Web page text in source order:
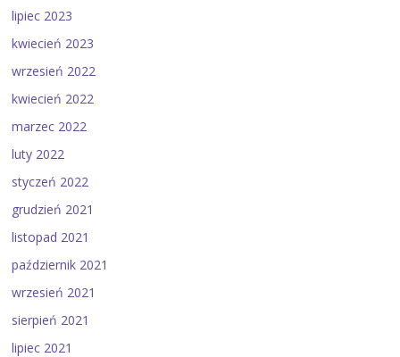
lipiec 2023
kwiecień 2023
wrzesień 2022
kwiecień 2022
marzec 2022
luty 2022
styczeń 2022
grudzień 2021
listopad 2021
październik 2021
wrzesień 2021
sierpień 2021
lipiec 2021